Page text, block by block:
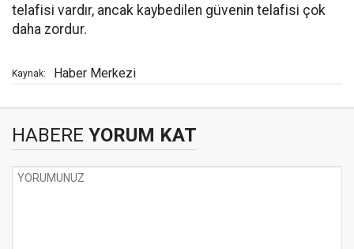
telafisi vardır, ancak kaybedilen güvenin telafisi çok
daha zordur.
Kaynak: Haber Merkezi
HABERE YORUM KAT